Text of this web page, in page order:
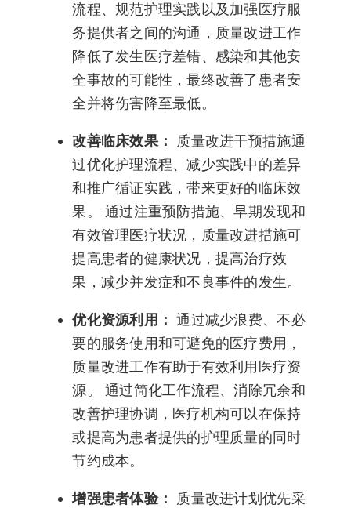
流程、规范护理实践以及加强医疗服
务提供者之间的沟通，质量改进工作
降低了发生医疗差错、感染和其他安
全事故的可能性，最终改善了患者安
全并将伤害降至最低。
改善临床效果： 质量改进干预措施通
过优化护理流程、减少实践中的差异
和推广循证实践，带来更好的临床效
果。 通过注重预防措施、早期发现和
有效管理医疗状况，质量改进措施可
提高患者的健康状况，提高治疗效
果，减少并发症和不良事件的发生。
优化资源利用： 通过减少浪费、不必
要的服务使用和可避免的医疗费用，
质量改进工作有助于有效利用医疗资
源。 通过简化工作流程、消除冗余和
改善护理协调，医疗机构可以在保持
或提高为患者提供的护理质量的同时
节约成本。
增强患者体验：
质量改进计划优先采